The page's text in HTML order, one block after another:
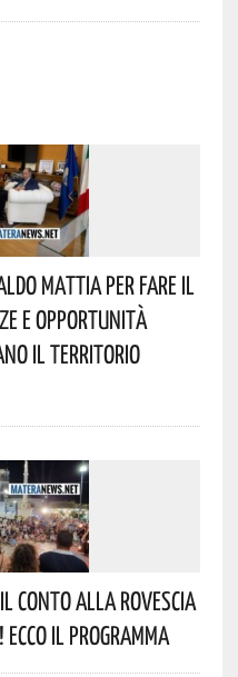
Mattia Per Fare Il
E Opportunità
Il Territorio
Conto Alla Rovescia
Il Programma